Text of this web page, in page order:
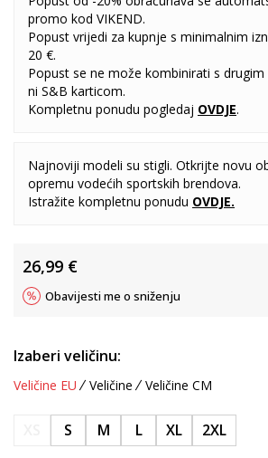
promo kod VIKEND.
Popust vrijedi za kupnje s minimalnim
20 €.
Popust se ne može kombinirati s
ni S&B karticom.
Kompletnu ponudu pogledaj OVDJE.
Najnoviji modeli su stigli. Otkrijte novu
opremu vodećih sportskih brendova.
Istražite kompletnu ponudu OVDJE.
26,99 €
Obavijesti me o sniženju
Izaberi veličinu:
Veličine EU Veličine Veličine CM
S M L XL 2XL